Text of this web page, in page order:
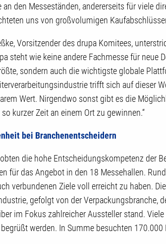
an den Messeständen, andererseits für viele
uns von großvolumigen
Vorsitzender des drupa Komitees,
steht wie keine andere Fachmesse für neue
sondern auch die wichtigste globale
trifft sich auf dieser
Wert. Nirgendwo sonst gibt es die
kurzer Zeit an einem Ort zu gewinnen.“
bei Branchenentscheidern
die hohe Entscheidungskompetenz der
für das Angebot in den 18 Messehallen.
verbundenen Ziele voll erreicht zu haben.
gefolgt von der Verpackungsbranche,
im Fokus zahlreicher Aussteller stand.
werden. In Summe besuchten